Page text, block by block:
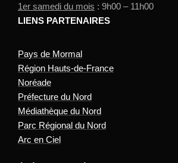
1er samedi du mois : 9h00 – 11h00
LIENS PARTENAIRES
Pays de Mormal
Région Hauts-de-France
Noréade
Préfecture du Nord
Médiathèque du Nord
Parc Régional du Nord
Arc en Ciel